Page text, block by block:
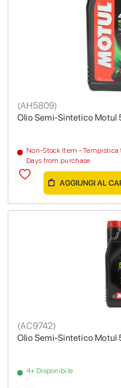
Olio Semi-Sintetico
(AH5809)
Non-Stock Item - Tempistica
Days from purchase
AGGIUNGI AL
Olio Semi-Sintetico
(AC9742)
4+ Disponibile